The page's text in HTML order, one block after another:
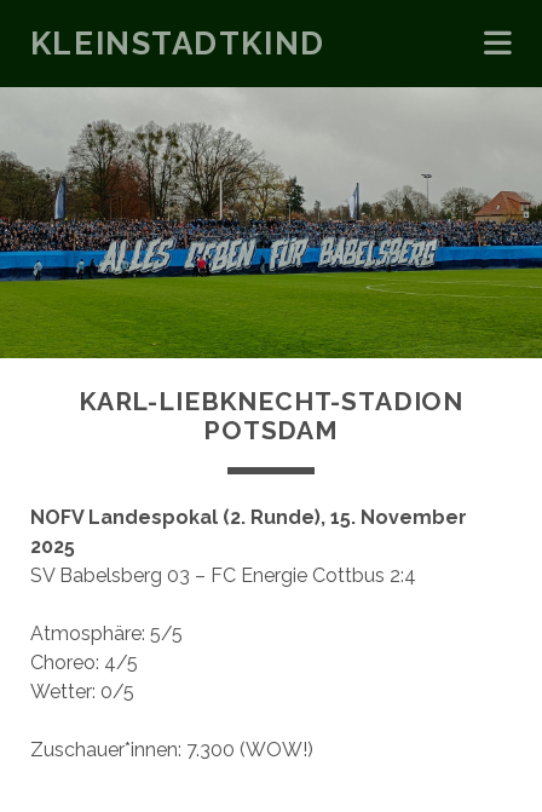
KLEINSTADTKIND
KARL-LIEBKNECHT-STADION
POTSDAM
NOFV Landespokal (2. Runde), 15. November
2025
SV Babelsberg 03 – FC Energie Cottbus 2:4
Atmosphäre: 5/5
Choreo: 4/5
Wetter: 0/5
Zuschauer*innen: 7.300 (WOW!)